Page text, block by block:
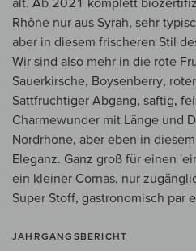
Rhône nur aus Syrah, sehr
aber in diesem frischeren Stil
Wir sind also mehr in die rote
Sauerkirsche, Boysenberry,
Sattfruchtiger Abgang, saftig,
Charmewunder mit Länge und
Nordrhone, aber eben in
Eleganz. Ganz groß für einen
ein kleiner Cornas, nur
Super Stoff, gastronomisch
JAHRGANGSBERICHT